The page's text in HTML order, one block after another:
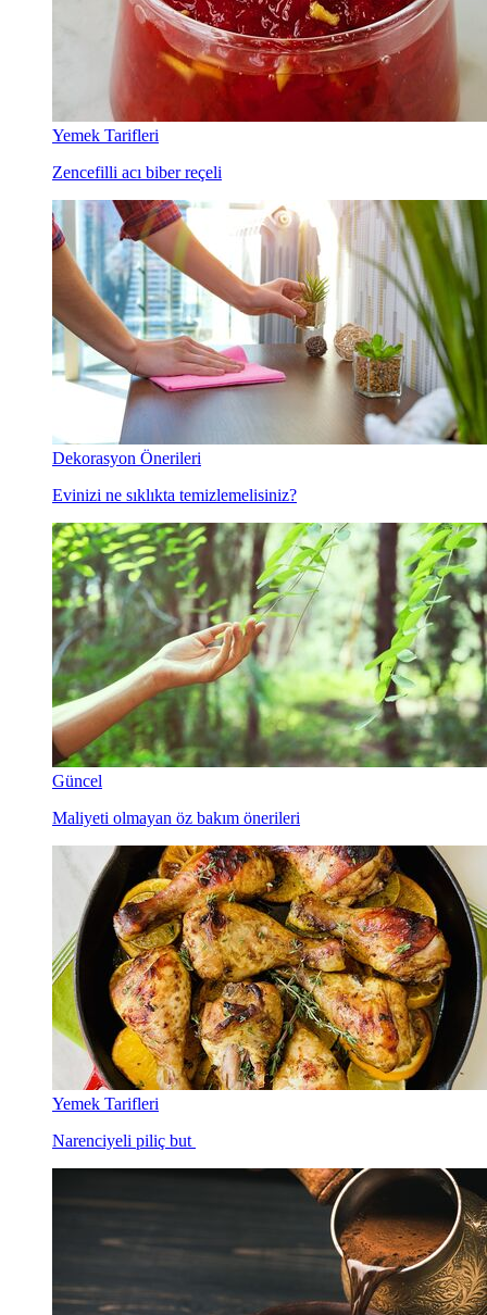
Yemek Tarifleri
Zencefilli acı biber reçeli
Dekorasyon Önerileri
Evinizi ne sıklıkta temizlemelisiniz?
Güncel
Maliyeti olmayan öz bakım önerileri
Yemek Tarifleri
Narenciyeli piliç but